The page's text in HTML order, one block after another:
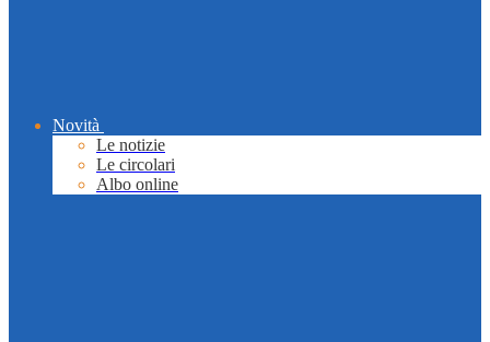
Novità
Le notizie
Le circolari
Albo online